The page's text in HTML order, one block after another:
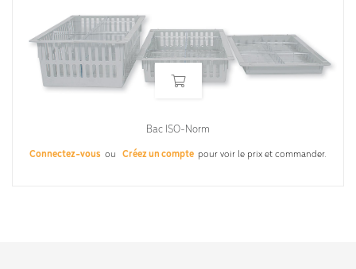
Bac ISO-Norm
Connectez-vous ou Créez un compte pour voir le prix et commander.